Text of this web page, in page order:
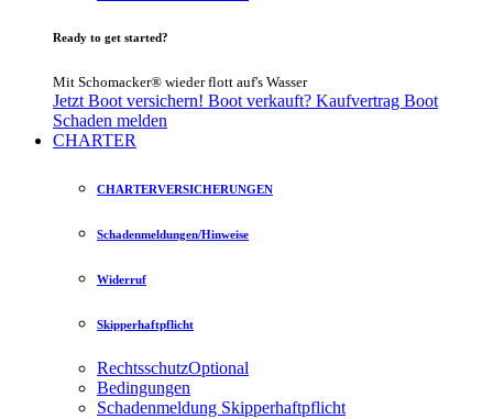
Ready to get started?
Mit Schomacker® wieder flott auf's Wasser
Jetzt Boot versichern! Boot verkauft? Kaufvertrag Boot
Schaden melden
CHARTER
CHARTERVERSICHERUNGEN
Schadenmeldungen/Hinweise
Widerruf
Skipperhaftpflicht
RechtsschutzOptional
Bedingungen
Schadenmeldung Skipperhaftpflicht